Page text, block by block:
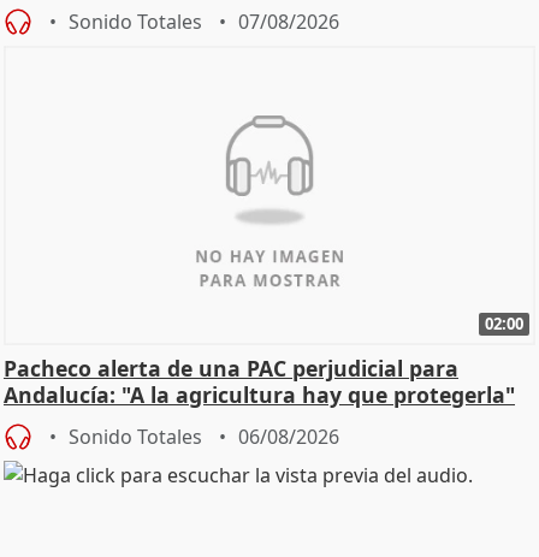
Sonido Totales 07/08/2026
02:00
Pacheco alerta de una PAC perjudicial para
Andalucía: "A la agricultura hay que protegerla"
Sonido Totales 06/08/2026